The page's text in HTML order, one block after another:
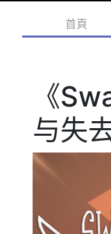
首頁
《
与失